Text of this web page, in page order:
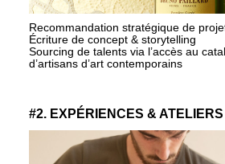
Recommandation stratégique de
Écriture de concept & storytelling
Sourcing de talents via l’accès au
d’artisans d’art contemporains
#2. EXPÉRIENCES & ATELIERS